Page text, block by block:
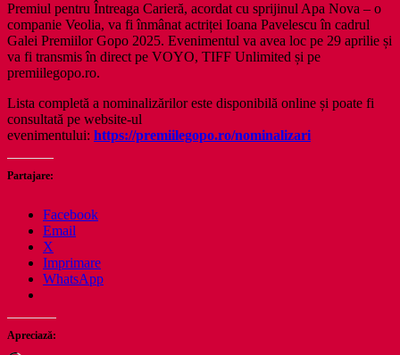
Premiul pentru Întreaga Carieră, acordat cu sprijinul Apa Nova – o
companie Veolia, va fi înmânat actriței Ioana Pavelescu în cadrul
Galei Premiilor Gopo 2025. Evenimentul va avea loc pe 29 aprilie și
va fi transmis în direct pe VOYO, TIFF Unlimited și pe
premiilegopo.ro.
Lista completă a nominalizărilor este disponibilă online și poate fi
consultată pe website-ul
evenimentului: https://premiilegopo.ro/nominalizari
Partajare:
Facebook
Email
X
Imprimare
WhatsApp
Apreciază: